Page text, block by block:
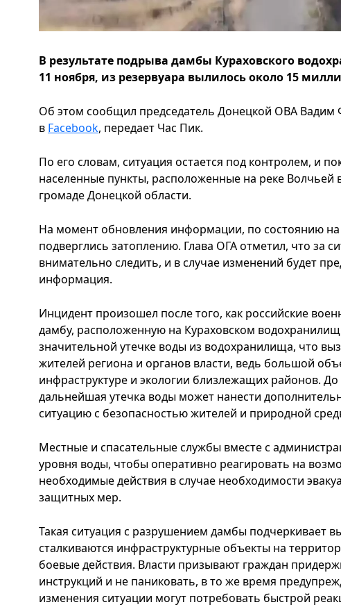
В результате подрыва дамбы Кураховского
11 ноября, из резервуара вылилось около 15
Об этом сообщил председатель Донецкой ОВА Вадим
в Facebook, передает Час Пик.
По его словам, ситуация остается под контролем, и
населенные пункты, расположенные на реке Волчьей
громаде Донецкой области.
На момент обновления информации, по состоянию на
подверглись затоплению. Глава ОГА отметил, что за
внимательно следить, и в случае изменений будет
информация.
Инцидент произошел после того, как российские
дамбу, расположенную на Кураховском
значительной утечке воды из водохранилища, что
жителей региона и органов власти, ведь большой
инфраструктуре и экологии близлежащих районов. До
дальнейшая утечка воды может нанести
ситуацию с безопасностью жителей и природной
Местные и спасательные службы вместе с
уровня воды, чтобы оперативно реагировать на
необходимые действия в случае необходимости
защитных мер.
Такая ситуация с разрушением дамбы подчеркивает
сталкиваются инфраструктурные объекты на
боевые действия. Власти призывают граждан
инструкций и не паниковать, в то же время
изменения ситуации могут потребовать быстрой